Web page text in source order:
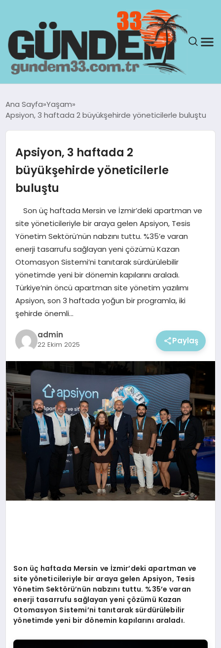
GÜNDEM
YAŞAM
SAĞLIK
EKONOMI
MAGAZIN
Ana Sayfa Yaşam
Apsiyon, 3 haftada 2 büyükşehirde yöneticilerle buluştu
Apsiyon, 3 haftada 2
büyükşehirde yöneticilerle
buluştu
Son üç haftada Mersin ve İzmir’deki apartman ve
site yöneticileriyle bir araya gelen Apsiyon, Tesis
Yönetim Sektörü’nün nabzını tuttu. %35’e varan
enerji tasarrufu sağlayan yeni çözümü Kazan
Otomasyon Sistemi’ni tanıtarak sürdürülebilir
yönetimde yeni bir dönemin kapılarını araladı.
Türkiye’nin öncü apartman site yönetim yazılımı
Apsiyon, son 3 haftada yoğun bir programla, iki
şehirde önemli…
admin
22 Ekim 2025 Paylaş
Son üç haftada Mersin ve İzmir’deki apartman ve
site yöneticileriyle bir araya gelen Apsiyon, Tesis
Yönetim Sektörü’nün nabzını tuttu. %35’e varan
enerji tasarrufu sağlayan yeni çözümü Kazan
Otomasyon Sistemi’ni tanıtarak sürdürülebilir
yönetimde yeni bir dönemin kapılarını araladı.